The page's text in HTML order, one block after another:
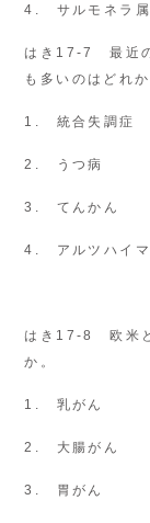
4. サルモネラ属
はき17-7 最近の
も多いのはどれか
1. 統合失調症
2. うつ病
3. てんかん
4. アルツハイマ
はき17-8 欧米と
か。
1. 乳がん
2. 大腸がん
3. 胃がん